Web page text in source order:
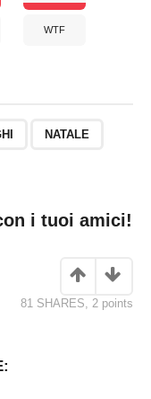
WTF
NATALE
i tuoi amici!
81 SHARES, 2 points